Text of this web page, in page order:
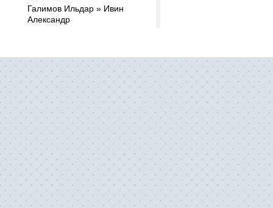
Галимов Ильдар » Ивин
Александр